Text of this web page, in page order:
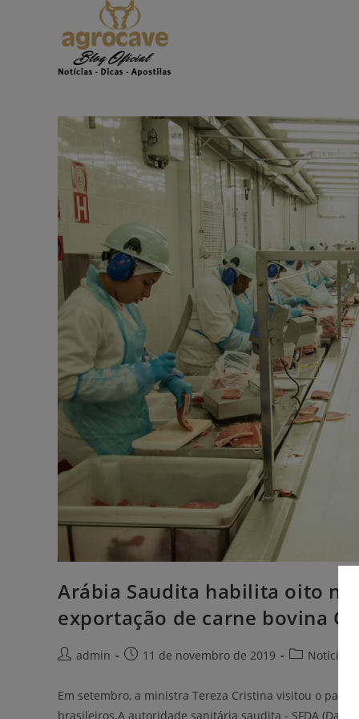
Arábia Saudita habilita oito
exportação de carne bovina
admin 11 de novembro de 2019 Notícias
Em setembro, a ministra Tereza Cristina visitou o país
brasileiros.A autoridade sanitária saudita - SFDA